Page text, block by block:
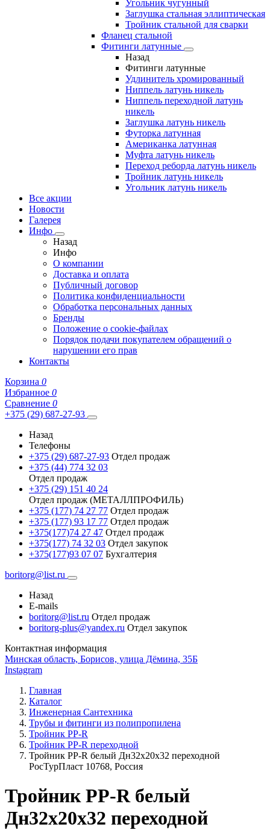
Угольник чугунный
Заглушка стальная эллиптическая
Тройник стальной для сварки
Фланец стальной
Фитинги латунные
Назад
Фитинги латунные
Удлинитель хромированный
Ниппель латунь никель
Ниппель переходной латунь
никель
Заглушка латунь никель
Футорка латунная
Американка латунная
Муфта латунь никель
Переход реборда латунь никель
Тройник латунь никель
Угольник латунь никель
Все акции
Новости
Галерея
Инфо
Назад
Инфо
О компании
Доставка и оплата
Публичный договор
Политика конфиденциальности
Обработка персональных данных
Бренды
Положение о cookie-файлах
Порядок подачи покупателем обращений о
нарушении его прав
Контакты
Корзина 0
Избранное 0
Сравнение 0
+375 (29) 687-27-93
Назад
Телефоны
+375 (29) 687-27-93 Отдел продаж
+375 (44) 774 32 03
Отдел продаж
+375 (29) 151 40 24
Отдел продаж (МЕТАЛЛПРОФИЛЬ)
+375 (177) 74 27 77 Отдел продаж
+375 (177) 93 17 77 Отдел продаж
+375(177)74 27 47 Отдел продаж
+375(177) 74 32 03 Отдел закупок
+375(177)93 07 07 Бухгалтерия
boritorg@list.ru
Назад
E-mails
boritorg@list.ru Отдел продаж
boritorg-plus@yandex.ru Отдел закупок
Контактная информация
Минская область, Борисов, улица Дёмина, 35Б
Instagram
Главная
Каталог
Инженерная Сантехника
Трубы и фитинги из полипропилена
Тройник PP-R
Тройник РР-R переходной
Тройник PP-R белый Дн32х20х32 переходной
РосТурПласт 10768, Россия
Тройник PP-R белый
Дн32х20х32 переходной